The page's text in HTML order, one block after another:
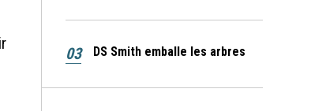
03 DS Smith emballe les arbres